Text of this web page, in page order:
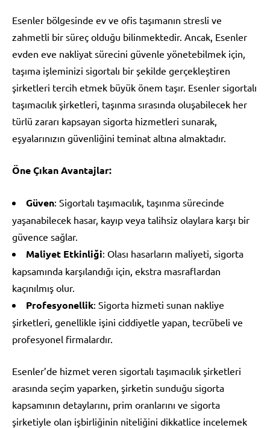
Esenler bölgesinde ev ve ofis taşımanın stresli ve
zahmetli bir süreç olduğu bilinmektedir. Ancak, Esenler
evden eve nakliyat sürecini güvenle yönetebilmek için,
taşıma işleminizi sigortalı bir şekilde gerçekleştiren
şirketleri tercih etmek büyük önem taşır. Esenler sigortalı
taşımacılık şirketleri, taşınma sırasında oluşabilecek her
türlü zararı kapsayan sigorta hizmetleri sunarak,
eşyalarınızın güvenliğini teminat altına almaktadır.
Öne Çıkan Avantajlar:
Güven: Sigortalı taşımacılık, taşınma sürecinde
yaşanabilecek hasar, kayıp veya talihsiz olaylara karşı bir
güvence sağlar.
Maliyet Etkinliği: Olası hasarların maliyeti, sigorta
kapsamında karşılandığı için, ekstra masraflardan
kaçınılmış olur.
Profesyonellik: Sigorta hizmeti sunan nakliye
şirketleri, genellikle işini ciddiyetle yapan, tecrübeli ve
profesyonel firmalardır.
Esenler’de hizmet veren sigortalı taşımacılık şirketleri
arasında seçim yaparken, şirketin sunduğu sigorta
kapsamının detaylarını, prim oranlarını ve sigorta
şirketiyle olan işbirliğinin niteliğini dikkatlice incelemek